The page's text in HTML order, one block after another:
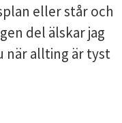
eller står och
del älskar jag
när allting är tyst